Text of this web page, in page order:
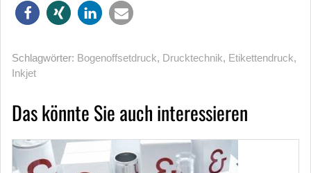
Schlagwörter: Bogenoffsetdruck, Drucktechnik, Etikettendruck,
Inkjet
Das könnte Sie auch interessieren